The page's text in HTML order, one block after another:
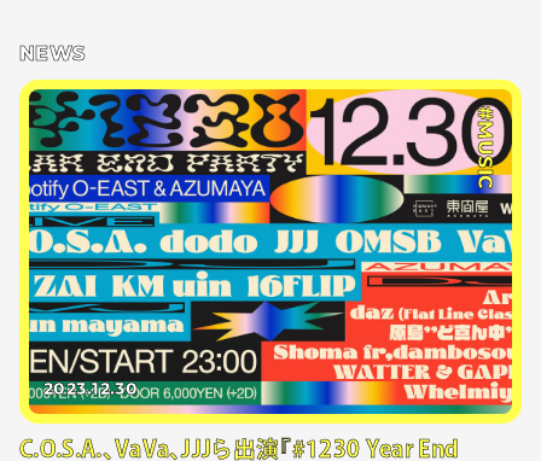
NEWS
#MUSIC
2023.12.30
C.O.S.A.、VaVa、JJJら出演『#1230 Year End